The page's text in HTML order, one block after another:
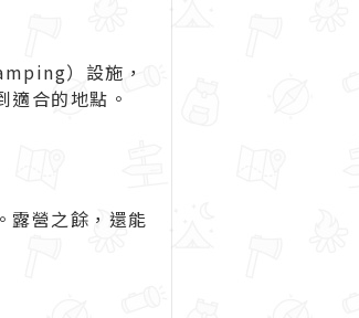
）設施，
合的地點。
露營之餘，還能